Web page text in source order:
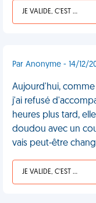
JE VALIDE, C'EST UNE VDM
Par Anonyme - 14/12/
Aujourd'hui,
j'ai refusé
heures plus tard,
doudou avec un
vais peut-être
JE VALIDE, C'EST UNE VDM